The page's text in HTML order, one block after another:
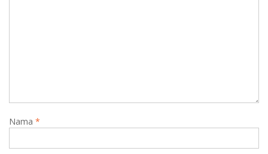
Nama *